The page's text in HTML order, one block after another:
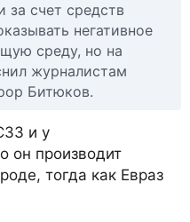
счет средств
негативное
среду, но на
журналистам
Битюков.
и у
он производит
тогда как Евраз